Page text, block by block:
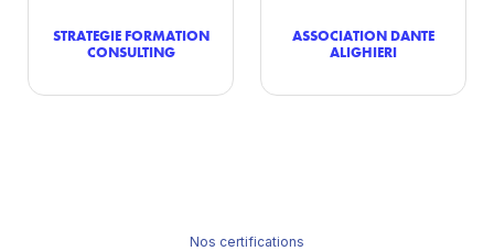
STRATEGIE FORMATION
CONSULTING
ASSOCIATION DANTE
ALIGHIERI
Nos certifications